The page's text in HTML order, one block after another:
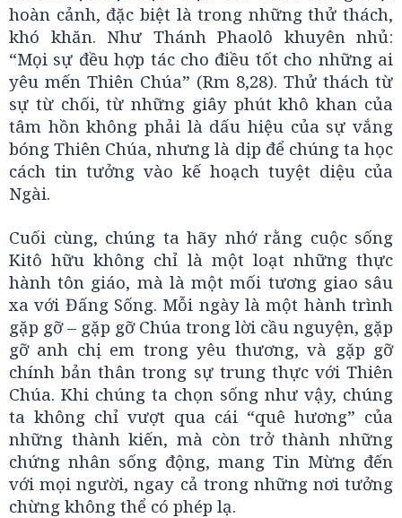
hoàn cảnh, đặc biệt là trong những thử thách,
khó khăn. Như Thánh Phaolô khuyên nhủ:
“Mọi sự đều hợp tác cho điều tốt cho những ai
yêu mến Thiên Chúa” (Rm 8,28). Thử thách từ
sự từ chối, từ những giây phút khô khan của
tâm hồn không phải là dấu hiệu của sự vắng
bóng Thiên Chúa, nhưng là dịp để chúng ta học
cách tin tưởng vào kế hoạch tuyệt diệu của
Ngài.
Cuối cùng, chúng ta hãy nhớ rằng cuộc sống
Kitô hữu không chỉ là một loạt những thực
hành tôn giáo, mà là một mối tương giao sâu
xa với Đấng Sống. Mỗi ngày là một hành trình
gặp gỡ – gặp gỡ Chúa trong lời cầu nguyện, gặp
gỡ anh chị em trong yêu thương, và gặp gỡ
chính bản thân trong sự trung thực với Thiên
Chúa. Khi chúng ta chọn sống như vậy, chúng
ta không chỉ vượt qua cái “quê hương” của
những thành kiến, mà còn trở thành những
chứng nhân sống động, mang Tin Mừng đến
với mọi người, ngay cả trong những nơi tưởng
chừng không thể có phép lạ.